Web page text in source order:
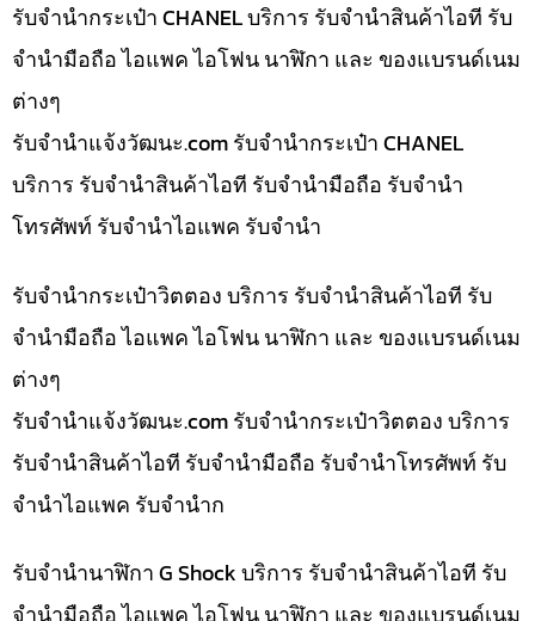
รับจำนำกระเป๋า CHANEL บริการ รับจำนำสินค้าไอที รับ
จำนำมือถือ ไอแพค ไอโฟน นาฬิกา และ ของแบรนด์เนม
ต่างๆ
รับจํานําแจ้งวัฒนะ.com รับจำนำกระเป๋า CHANEL
บริการ รับจำนำสินค้าไอที รับจำนำมือถือ รับจำนำ
โทรศัพท์ รับจำนำไอแพค รับจำนำ
รับจำนำกระเป๋าวิตตอง บริการ รับจำนำสินค้าไอที รับ
จำนำมือถือ ไอแพค ไอโฟน นาฬิกา และ ของแบรนด์เนม
ต่างๆ
รับจํานําแจ้งวัฒนะ.com รับจำนำกระเป๋าวิตตอง บริการ
รับจำนำสินค้าไอที รับจำนำมือถือ รับจำนำโทรศัพท์ รับ
จำนำไอแพค รับจำนำก
รับจำนำนาฬิกา G Shock บริการ รับจำนำสินค้าไอที รับ
จำนำมือถือ ไอแพค ไอโฟน นาฬิกา และ ของแบรนด์เนม